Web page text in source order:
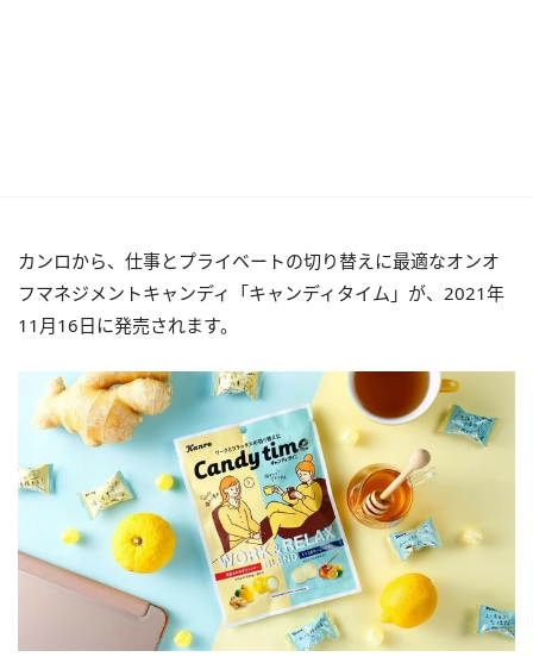
カンロから、仕事とプライベートの切り替えに最適なオンオ
フマネジメントキャンディ「キャンディタイム」が、2021年
11月16日に発売されます。